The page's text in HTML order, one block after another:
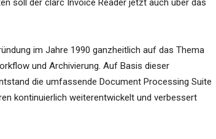
soll der clarc Invoice Reader jetzt auch über das
im Jahre 1990 ganzheitlich auf das Thema
und Archivierung. Auf Basis dieser
die umfassende Document Processing Suite
kontinuierlich weiterentwickelt und verbessert